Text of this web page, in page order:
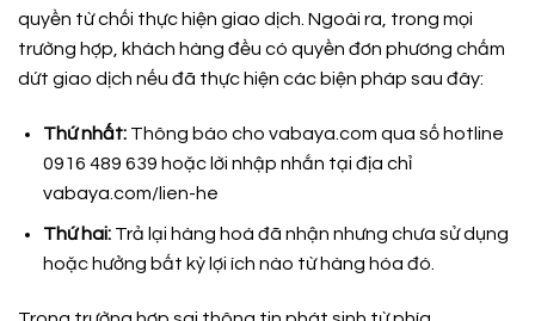
quyền từ chối thực hiện giao dịch. Ngoài ra, trong mọi
trường hợp, khách hàng đều có quyền đơn phương chấm
dứt giao dịch nếu đã thực hiện các biện pháp sau đây:
Thứ nhất:Thông báo cho vabaya.com qua số hotline
0916 489 639 hoặc lời nhập nhắn tại địa chỉ
vabaya.com/lien-he
Thứ hai:Trả lại hàng hoá đã nhận nhưng chưa sử dụng
hoặc hưởng bất kỳ lợi ích nào từ hàng hóa đó.